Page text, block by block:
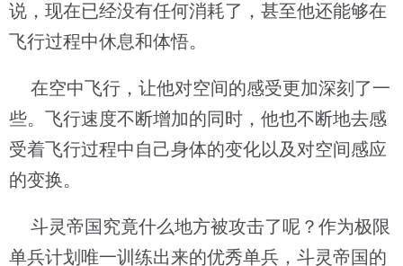
说，现在已经没有任何消耗了，甚至他还能够在
飞行过程中休息和体悟。
在空中飞行，让他对空间的感受更加深刻了一
些。飞行速度不断增加的同时，他也不断地去感
受着飞行过程中自己身体的变化以及对空间感应
的变换。
斗灵帝国究竟什么地方被攻击了呢？作为极限
单兵计划唯一训练出来的优秀单兵，斗灵帝国的